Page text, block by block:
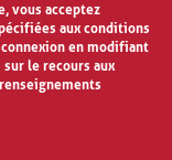
vous acceptez
aux conditions
en modifiant
le recours aux